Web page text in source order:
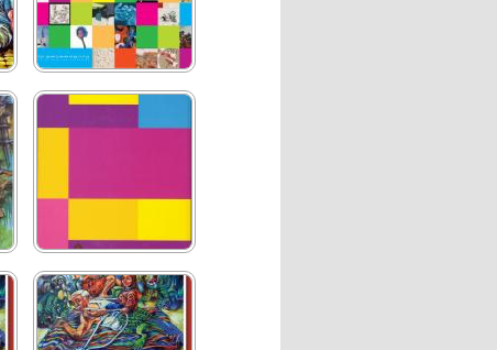
A arte não se mede aos
palmos
Sua Majestade o Rei